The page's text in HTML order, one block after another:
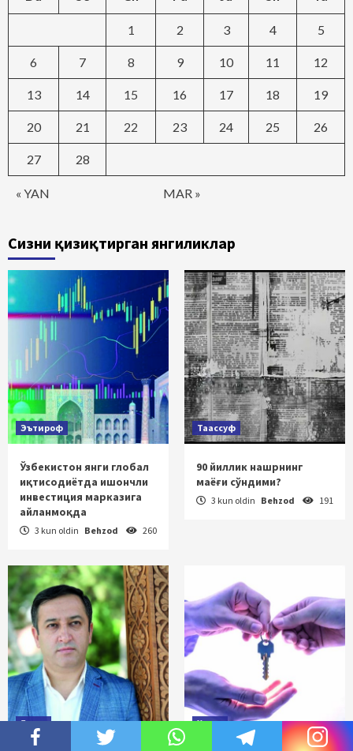
« YAN MAR »
1 2 3 4 5
6 7 8 9 10 11 12
13 14 15 16 17 18 19
20 21 22 23 24 25 26
27 28
Сизни қизиқтирган янгиликлар
Эътироф
Ўзбекистон янги глобал
иқтисодиётда ишончли
инвестиция марказига
айланмоқда
3 kun oldin Behzod 260
Таассуф
90 йиллик нашрнинг
маёғи сўндими?
3 kun oldin Behzod 191
Ғурур Ҳуқуқ